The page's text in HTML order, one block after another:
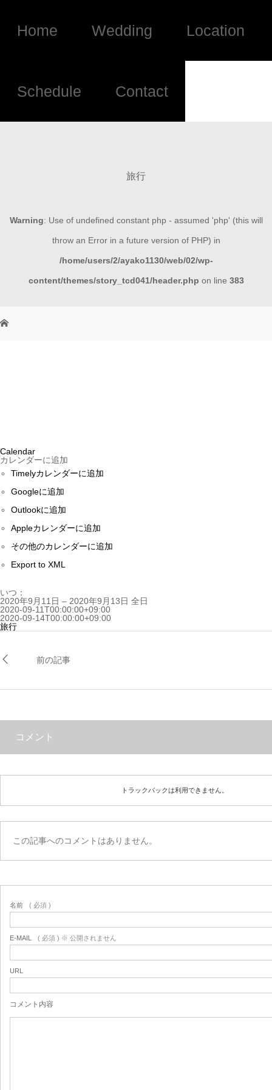
Home Wedding Location
Schedule Contact
旅行
Warning: Use of undefined constant php - assumed 'php' (this will
throw an Error in a future version of PHP) in
/home/users/2/ayako1130/web/02/wp-
content/themes/story_tcd041/header.php on line 383
Calendar
カレンダーに追加
Timelyカレンダーに追加
Googleに追加
Outlookに追加
Appleカレンダーに追加
その他のカレンダーに追加
Export to XML
いつ：
2020年9月11日 – 2020年9月13日 全日
2020-09-11T00:00:00+09:00
2020-09-14T00:00:00+09:00
旅行
前の記事
コメント
トラックバックは利用できません。
この記事へのコメントはありません。
名前 ( 必須 )
E-MAIL ( 必須 ) ※ 公開されません
URL
コメント内容